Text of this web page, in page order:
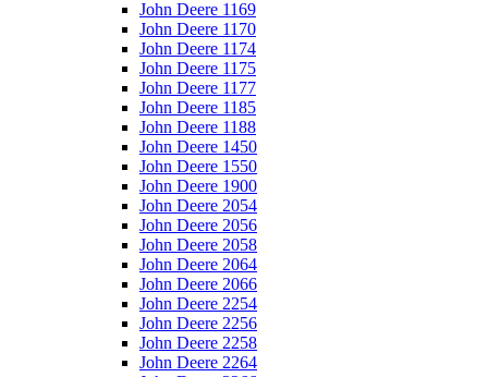
John Deere 1169
John Deere 1170
John Deere 1174
John Deere 1175
John Deere 1177
John Deere 1185
John Deere 1188
John Deere 1450
John Deere 1550
John Deere 1900
John Deere 2054
John Deere 2056
John Deere 2058
John Deere 2064
John Deere 2066
John Deere 2254
John Deere 2256
John Deere 2258
John Deere 2264